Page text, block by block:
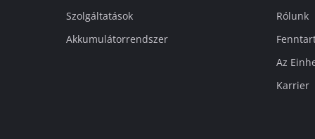
Szolgáltatások
Akkumulátorrendszer
Rólunk
Az
Karrier